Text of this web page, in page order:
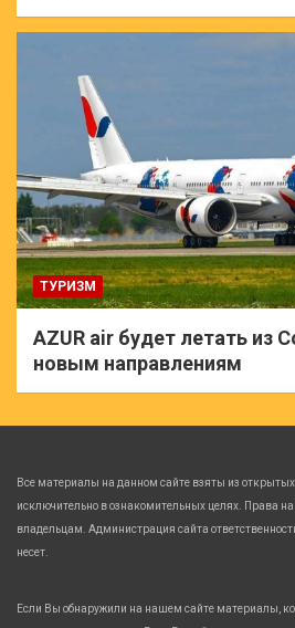
ТУРИЗМ
AZUR air будет летать из
новым направлениям
Все материалы на данном сайте взяты из
исключительно в ознакомительных целях. Права
владельцам. Администрация сайта
несет.
Если Вы обнаружили на нашем сайте материалы,